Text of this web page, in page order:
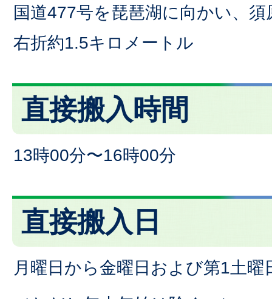
国道477号を琵琶湖に向かい、
右折約1.5キロメートル
直接搬入時間
13時00分〜16時00分
直接搬入日
月曜日から金曜日および第1土曜